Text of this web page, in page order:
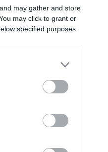
may gather and store
may click to grant or
specified purposes